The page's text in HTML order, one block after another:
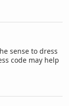
sense to dress
code may help